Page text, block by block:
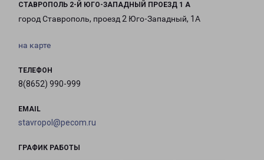
СТАВРОПОЛЬ 2-Й ЮГО-ЗАПАДНЫЙ ПРОЕЗД 1 А
город Ставрополь, проезд 2 Юго-Западный, 1А
на карте
ТЕЛЕФОН
8(8652) 990-999
EMAIL
stavropol@pecom.ru
ГРАФИК РАБОТЫ